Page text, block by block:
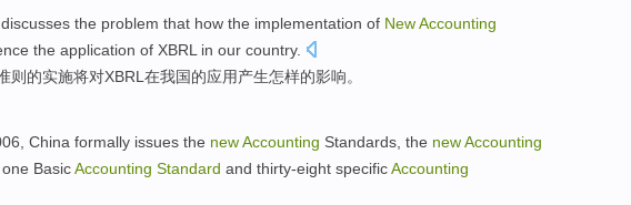
discusses the problem that how the implementation of NewAccounting
the application of XBRL in our country.
则 的实施将对XBRL 在我国的应用产生怎样的影响。
China formally issues the newAccounting Standards , the newAccounting
one BasicAccounting Standard and thirty-eight specificAccounting